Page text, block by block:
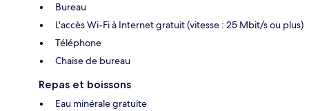
Bureau
L'accès Wi-Fi à Internet gratuit (vitesse : 25 Mbit/s ou plus)
Téléphone
Chaise de bureau
Repas et boissons
Eau minérale gratuite